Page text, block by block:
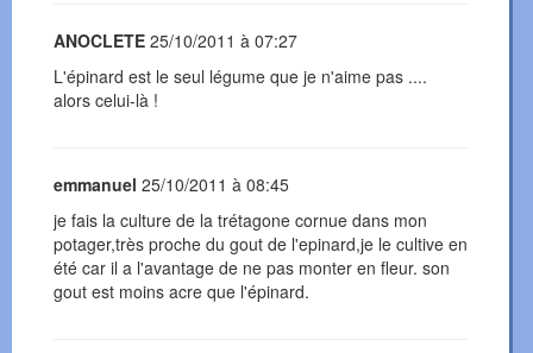
ANOCLETE 25/10/2011 à 07:27
L'épinard est le seul légume que je n'aime pas ....
alors celui-là !
emmanuel 25/10/2011 à 08:45
je fais la culture de la trétagone cornue dans mon
potager,très proche du gout de l'epinard,je le cultive en
été car il a l'avantage de ne pas monter en fleur. son
gout est moins acre que l'épinard.